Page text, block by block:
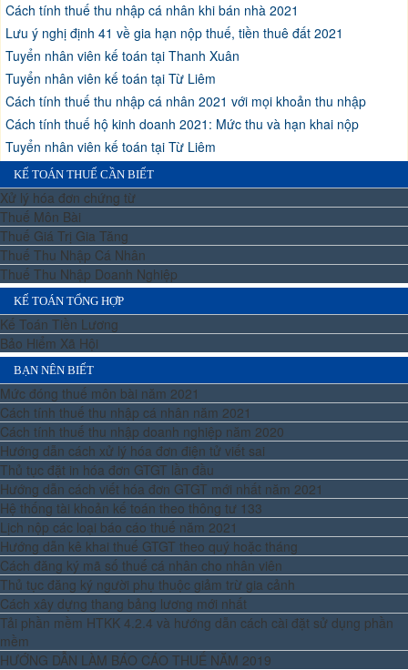
Cách tính thuế thu nhập cá nhân khi bán nhà 2021
Lưu ý nghị định 41 về gia hạn nộp thuế, tiền thuê đất 2021
Tuyển nhân viên kế toán tại Thanh Xuân
Tuyển nhân viên kế toán tại Từ Liêm
Cách tính thuế thu nhập cá nhân 2021 với mọi khoản thu nhập
Cách tính thuế hộ kinh doanh 2021: Mức thu và hạn khai nộp
Tuyển nhân viên kế toán tại Từ Liêm
KẾ TOÁN THUẾ CẦN BIẾT
Xử lý hóa đơn chứng từ
Thuế Môn Bài
Thuế Giá Trị Gia Tăng
Thuế Thu Nhập Cá Nhân
Thuế Thu Nhập Doanh Nghiệp
KẾ TOÁN TỔNG HỢP
Kế Toán Tiền Lương
Bảo Hiểm Xã Hội
BẠN NÊN BIẾT
Mức đóng thuế môn bài năm 2021
Cách tính thuế thu nhập cá nhân năm 2021
Cách tính thuế thu nhập doanh nghiệp năm 2020
Hướng dẫn cách xử lý hóa đơn điện tử viết sai
Thủ tục đặt in hóa đơn GTGT lần đầu
Hướng dẫn cách viết hóa đơn GTGT mới nhất năm 2021
Hệ thống tài khoản kế toán theo thông tư 133
Lịch nộp các loại báo cáo thuế năm 2021
Hướng dẫn kê khai thuế GTGT theo quý hoặc tháng
Cách đăng ký mã số thuế cá nhân cho nhân viên
Thủ tục đăng ký người phụ thuộc giảm trừ gia cảnh
Cách xây dựng thang bảng lương mới nhất
Tải phần mềm HTKK 4.2.4 và hướng dẫn cách cài đặt sử dụng phần
mềm
HƯỚNG DẪN LÀM BÁO CÁO THUẾ NĂM 2019